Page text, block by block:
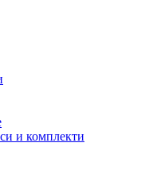
и комплекти